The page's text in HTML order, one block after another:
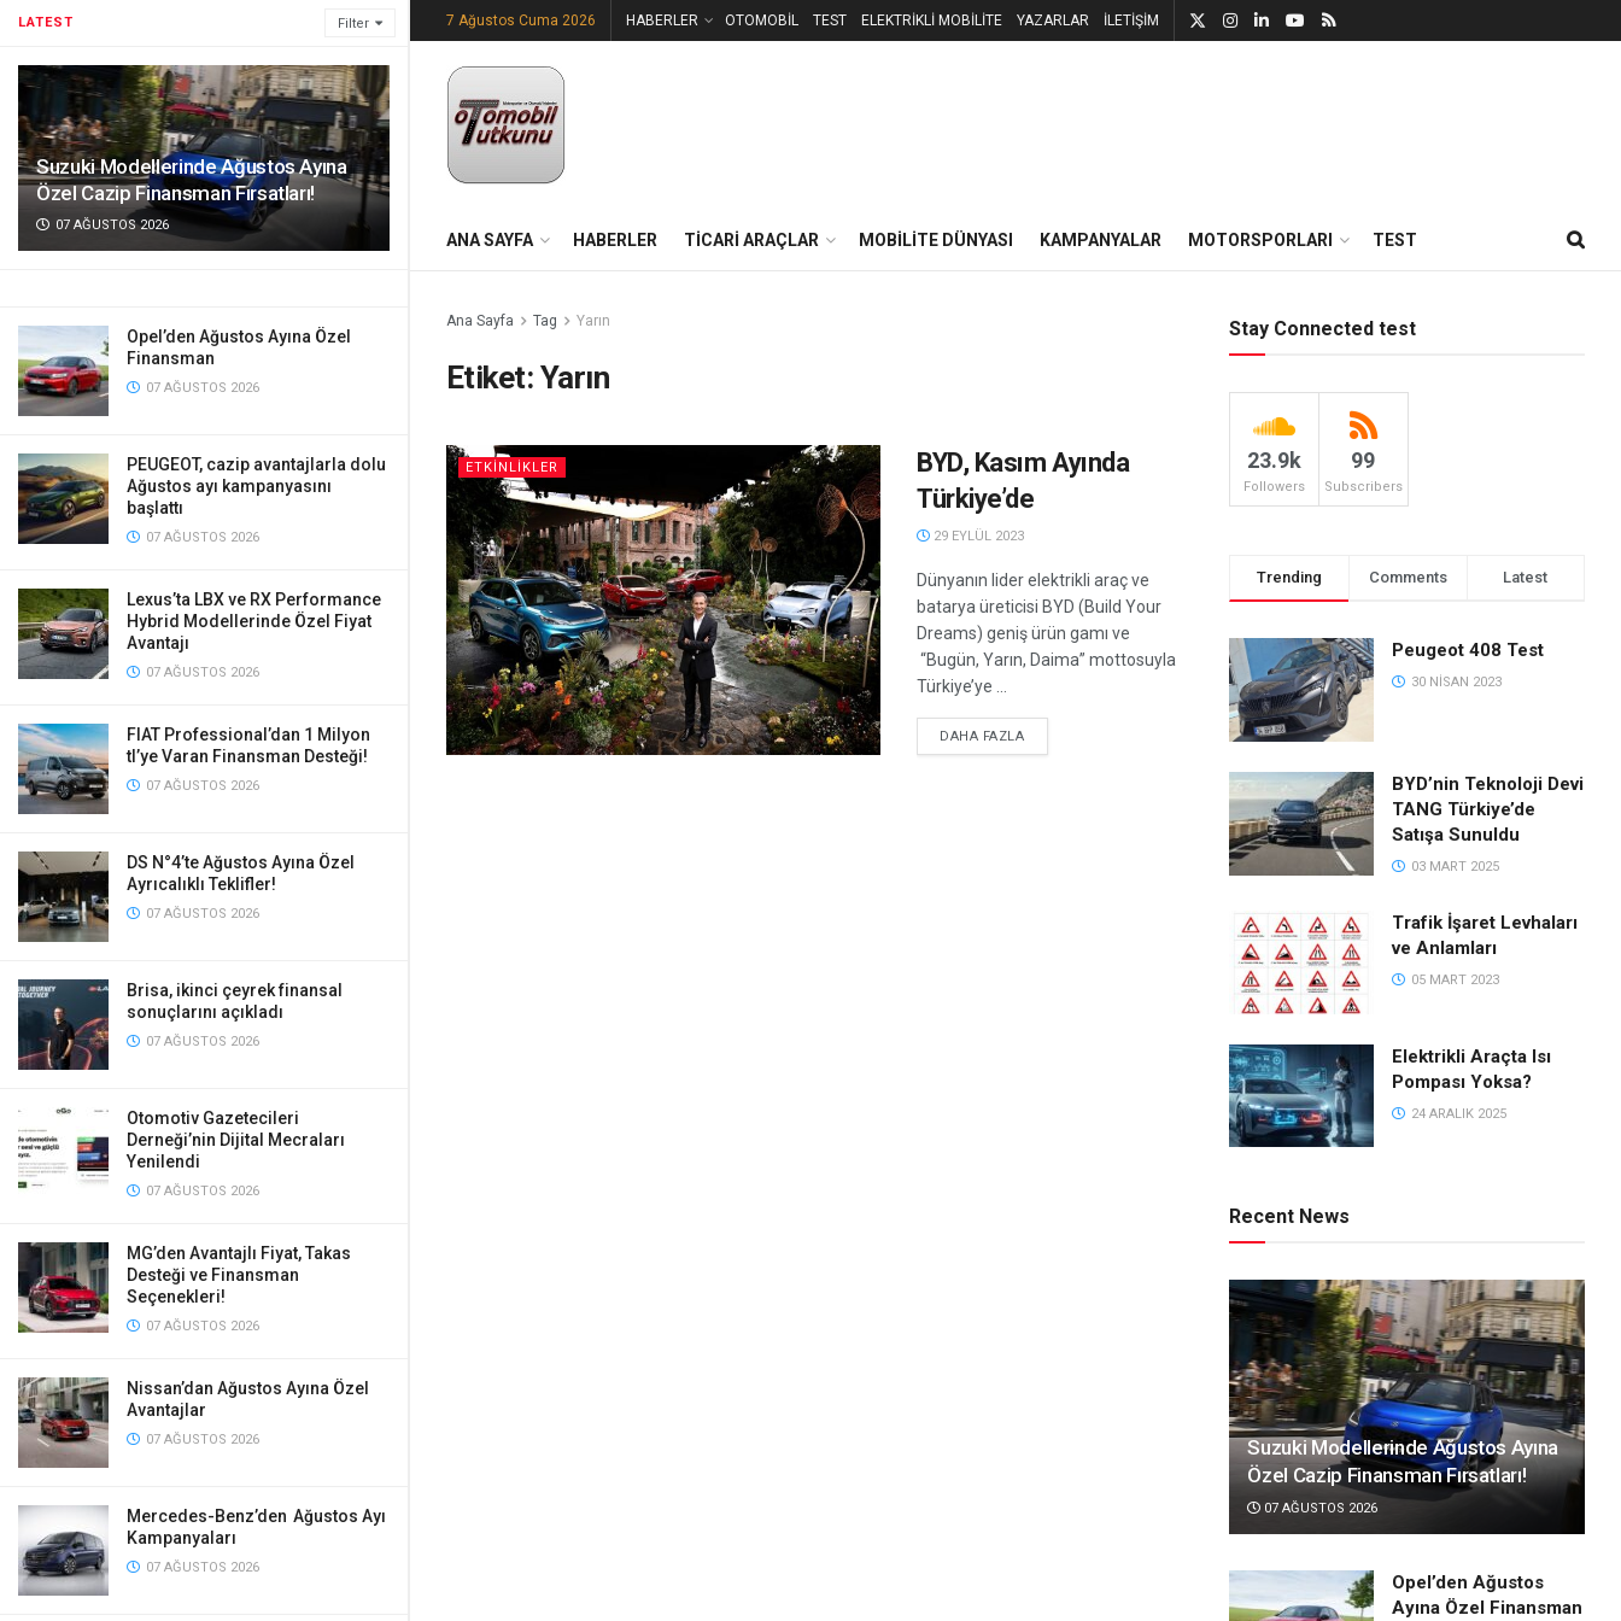
LATEST Filter
Suzuki Modellerinde Ağustos Ayına
Özel Cazip Finansman Fırsatları!
07 AĞUSTOS 2026
Opel’den Ağustos Ayına Özel
Finansman
07 AĞUSTOS 2026
PEUGEOT, cazip avantajlarla dolu
Ağustos ayı kampanyasını
başlattı
07 AĞUSTOS 2026
Lexus’ta LBX ve RX Performance
Hybrid Modellerinde Özel Fiyat
Avantajı
07 AĞUSTOS 2026
FIAT Professional’dan 1 Milyon
tl’ye Varan Finansman Desteği!
07 AĞUSTOS 2026
DS N°4’te Ağustos Ayına Özel
Ayrıcalıklı Teklifler!
07 AĞUSTOS 2026
Brisa, ikinci çeyrek finansal
sonuçlarını açıkladı
07 AĞUSTOS 2026
Otomotiv Gazetecileri
Derneği’nin Dijital Mecraları
Yenilendi
07 AĞUSTOS 2026
MG’den Avantajlı Fiyat, Takas
Desteği ve Finansman
Seçenekleri!
07 AĞUSTOS 2026
Nissan’dan Ağustos Ayına Özel
Avantajlar
07 AĞUSTOS 2026
Mercedes-Benz’den Ağustos Ayı
Kampanyaları
07 AĞUSTOS 2026
7 Ağustos Cuma 2026 HABERLER OTOMOBİL TEST ELEKTRİKLİ MOBİLİTE YAZARLAR İLETİŞİM
ANA SAYFA HABERLER TİCARİ ARAÇLAR MOBİLİTE DÜNYASI KAMPANYALAR MOTORSPORLARI TEST
Ana Sayfa Tag Yarın
Etiket: Yarın
ETKİNLİKLER
BYD, Kasım Ayında
Türkiye’de
29 EYLÜL 2023
Dünyanın lider elektrikli araç ve
batarya üreticisi BYD (Build Your
Dreams) geniş ürün gamı ve
“Bugün, Yarın, Daima” mottosuyla
Türkiye’ye ...
DAHA FAZLADETAILS
Stay Connected test
23.9k
Followers
99
Subscribers
Trending Comments Latest
Peugeot 408 Test
30 NISAN 2023
BYD’nin Teknoloji Devi
TANG Türkiye’de
Satışa Sunuldu
03 MART 2025
Trafik İşaret Levhaları
ve Anlamları
05 MART 2023
Elektrikli Araçta Isı
Pompası Yoksa?
24 ARALIK 2025
Recent News
Suzuki Modellerinde Ağustos Ayına
Özel Cazip Finansman Fırsatları!
07 AĞUSTOS 2026
Opel’den Ağustos
Ayına Özel Finansman